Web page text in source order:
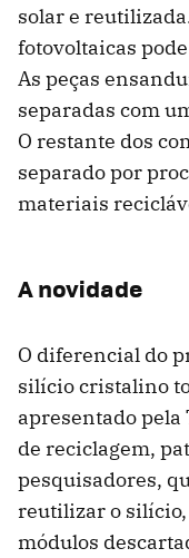
solar e
fotovoltaicas
As peças
separadas com
O restante dos
separado por
materiais
A novidade
O diferencial do
silício cristalino
apresentado
de reciclagem,
pesquisadores,
reutilizar o
módulos